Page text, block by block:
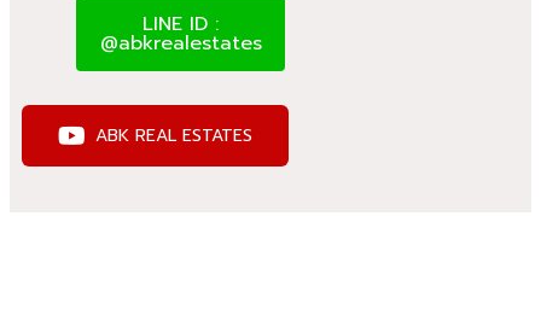
LINE ID :
@abkrealestates
ABK REAL ESTATES